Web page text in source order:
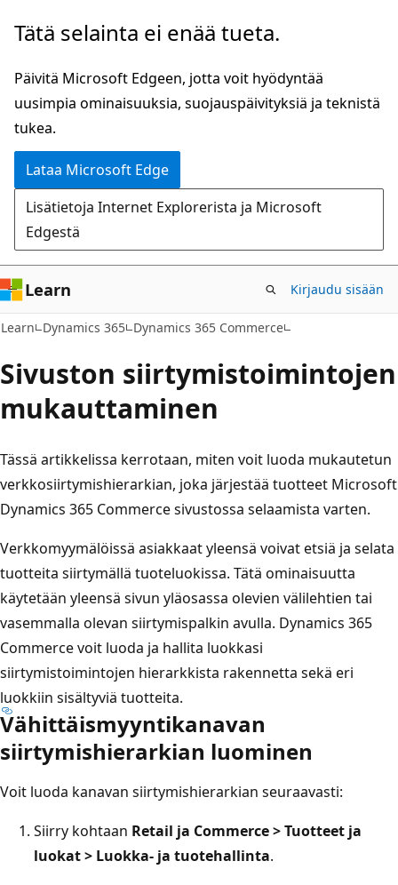
Siirry
Tätä selainta ei enää tueta.
Päivitä Microsoft Edgeen, jotta voit hyödyntää
uusimpia ominaisuuksia, suojauspäivityksiä ja teknistä
tukea.
Lataa Microsoft Edge
Lisätietoja Internet Explorerista ja Microsoft
Edgestä
Learn Kirjaudu sisään
Learn Dynamics 365 Dynamics 365 Commerce
Sivuston siirtymistoimintojen
mukauttaminen
Tässä artikkelissa kerrotaan, miten voit luoda mukautetun
verkkosiirtymishierarkian, joka järjestää tuotteet Microsoft
Dynamics 365 Commerce sivustossa selaamista varten.
Verkkomyymälöissä asiakkaat yleensä voivat etsiä ja selata
tuotteita siirtymällä tuoteluokissa. Tätä ominaisuutta
käytetään yleensä sivun yläosassa olevien välilehtien tai
vasemmalla olevan siirtymispalkin avulla. Dynamics 365
Commerce voit luoda ja hallita luokkasi
siirtymistoimintojen hierarkkista rakennetta sekä eri
luokkiin sisältyviä tuotteita.
Vähittäismyyntikanavan
siirtymishierarkian luominen
Voit luoda kanavan siirtymishierarkian seuraavasti:
Siirry kohtaan Retail ja Commerce > Tuotteet ja
luokat > Luokka- ja tuotehallinta.